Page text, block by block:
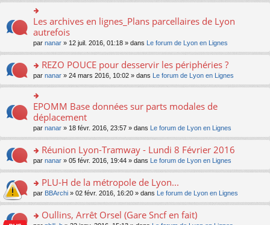
e
nt
s
ré
c
e
nt
le
pl
u
s
e
nt
n
o
lu
le
pl
u
s
c
nt
s
g
e
n
o
lu
le
pl
u
s
ré
e
le
m
s
a
e
n
o
n
lu
le
pl
u
s
ré
e
s
ult
er
le
m
e
s
a
e
n
o
n
pl
u
s
ré
e
n
ult
er
le
m
e
s
s
a
g
e
n
o
lu
le
pl
u
s
c
Les archives en lignes_Plans parcellaires de Lyon
autrefois
par nanar » 12 juil. 2016, 01:18 » dans Le forum de Lyon en Lignes
o
n
s
ult
er
le
m
e
s
a
e
n
o
lu
REZO POUCE pour desservir les périphéries ?
par nanar » 24 mars 2016, 10:02 » dans Le forum de Lyon en Lignes
o
n
ult
er
le
m
e
s
a
g
e
n
EPOMM Base données sur parts modales de
déplacement
par nanar » 18 févr. 2016, 23:57 » dans Le forum de Lyon en Lignes
o
n
ult
er
le
m
Réunion Lyon-Tramway - Lundi 8 Février 2016
par nanar » 05 févr. 2016, 19:44 » dans Le forum de Lyon en Lignes
o
n
ult
PLU-H de la métropole de Lyon...
par BBArchi » 02 févr. 2016, 16:20 » dans Le forum de Lyon en Lignes
Oullins, Arrêt Orsel (Gare Sncf en fait)